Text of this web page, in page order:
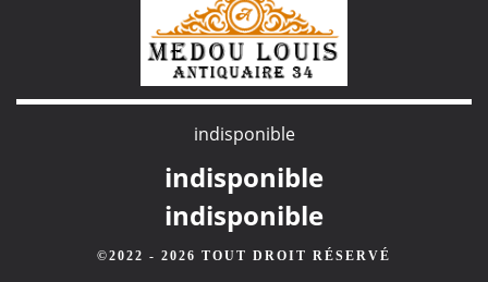
indisponible
indisponible
indisponible
©2022 - 2026 TOUT DROIT RÉSERVÉ